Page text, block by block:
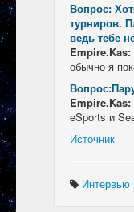
Вопрос:
турниров.
ведь тебе
Empire.Kas:
обычно я
Empire.Kas:
eSports и
Источник
Интервью